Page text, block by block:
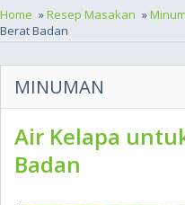
Home »Resep Masakan »
Berat Badan
MINUMAN
Air Kelapa
Badan